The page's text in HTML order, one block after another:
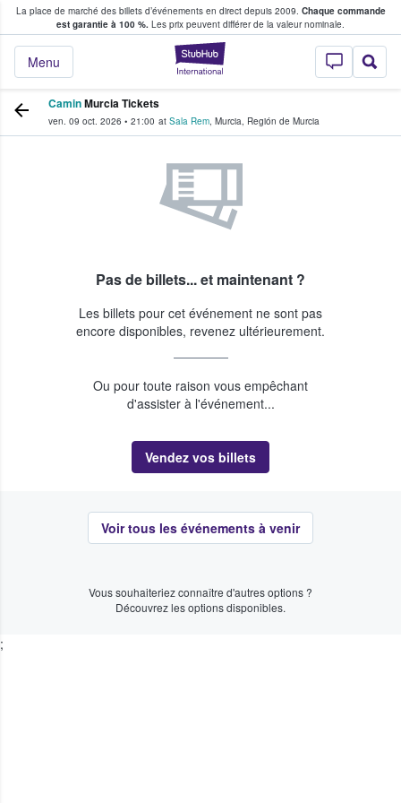
La place de marché des billets d’événements en direct depuis 2009. Chaque commande
est garantie à 100 %. Les prix peuvent différer de la valeur nominale.
StubHub - Où
Menu
fans achètent et vendent des billets
CaminMurcia Tickets
ven. 09 oct. 2026 • 21:00 at Sala Rem, Murcia, Región de Murcia
Pas de billets... et maintenant ?
Les billets pour cet événement ne sont pas
encore disponibles, revenez ultérieurement.
Ou pour toute raison vous empêchant
d'assister à l'événement...
Vendez vos billets
Voir tous les événements à venir
Vous souhaiteriez connaître d'autres options ?
Découvrez les options disponibles.
;